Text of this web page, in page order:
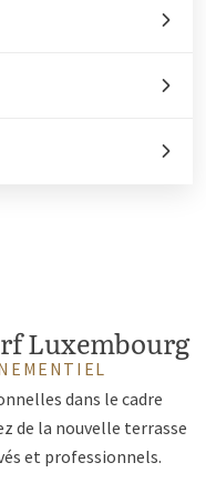
Luxembourg
dans le cadre
de la nouvelle terrasse
et professionnels.